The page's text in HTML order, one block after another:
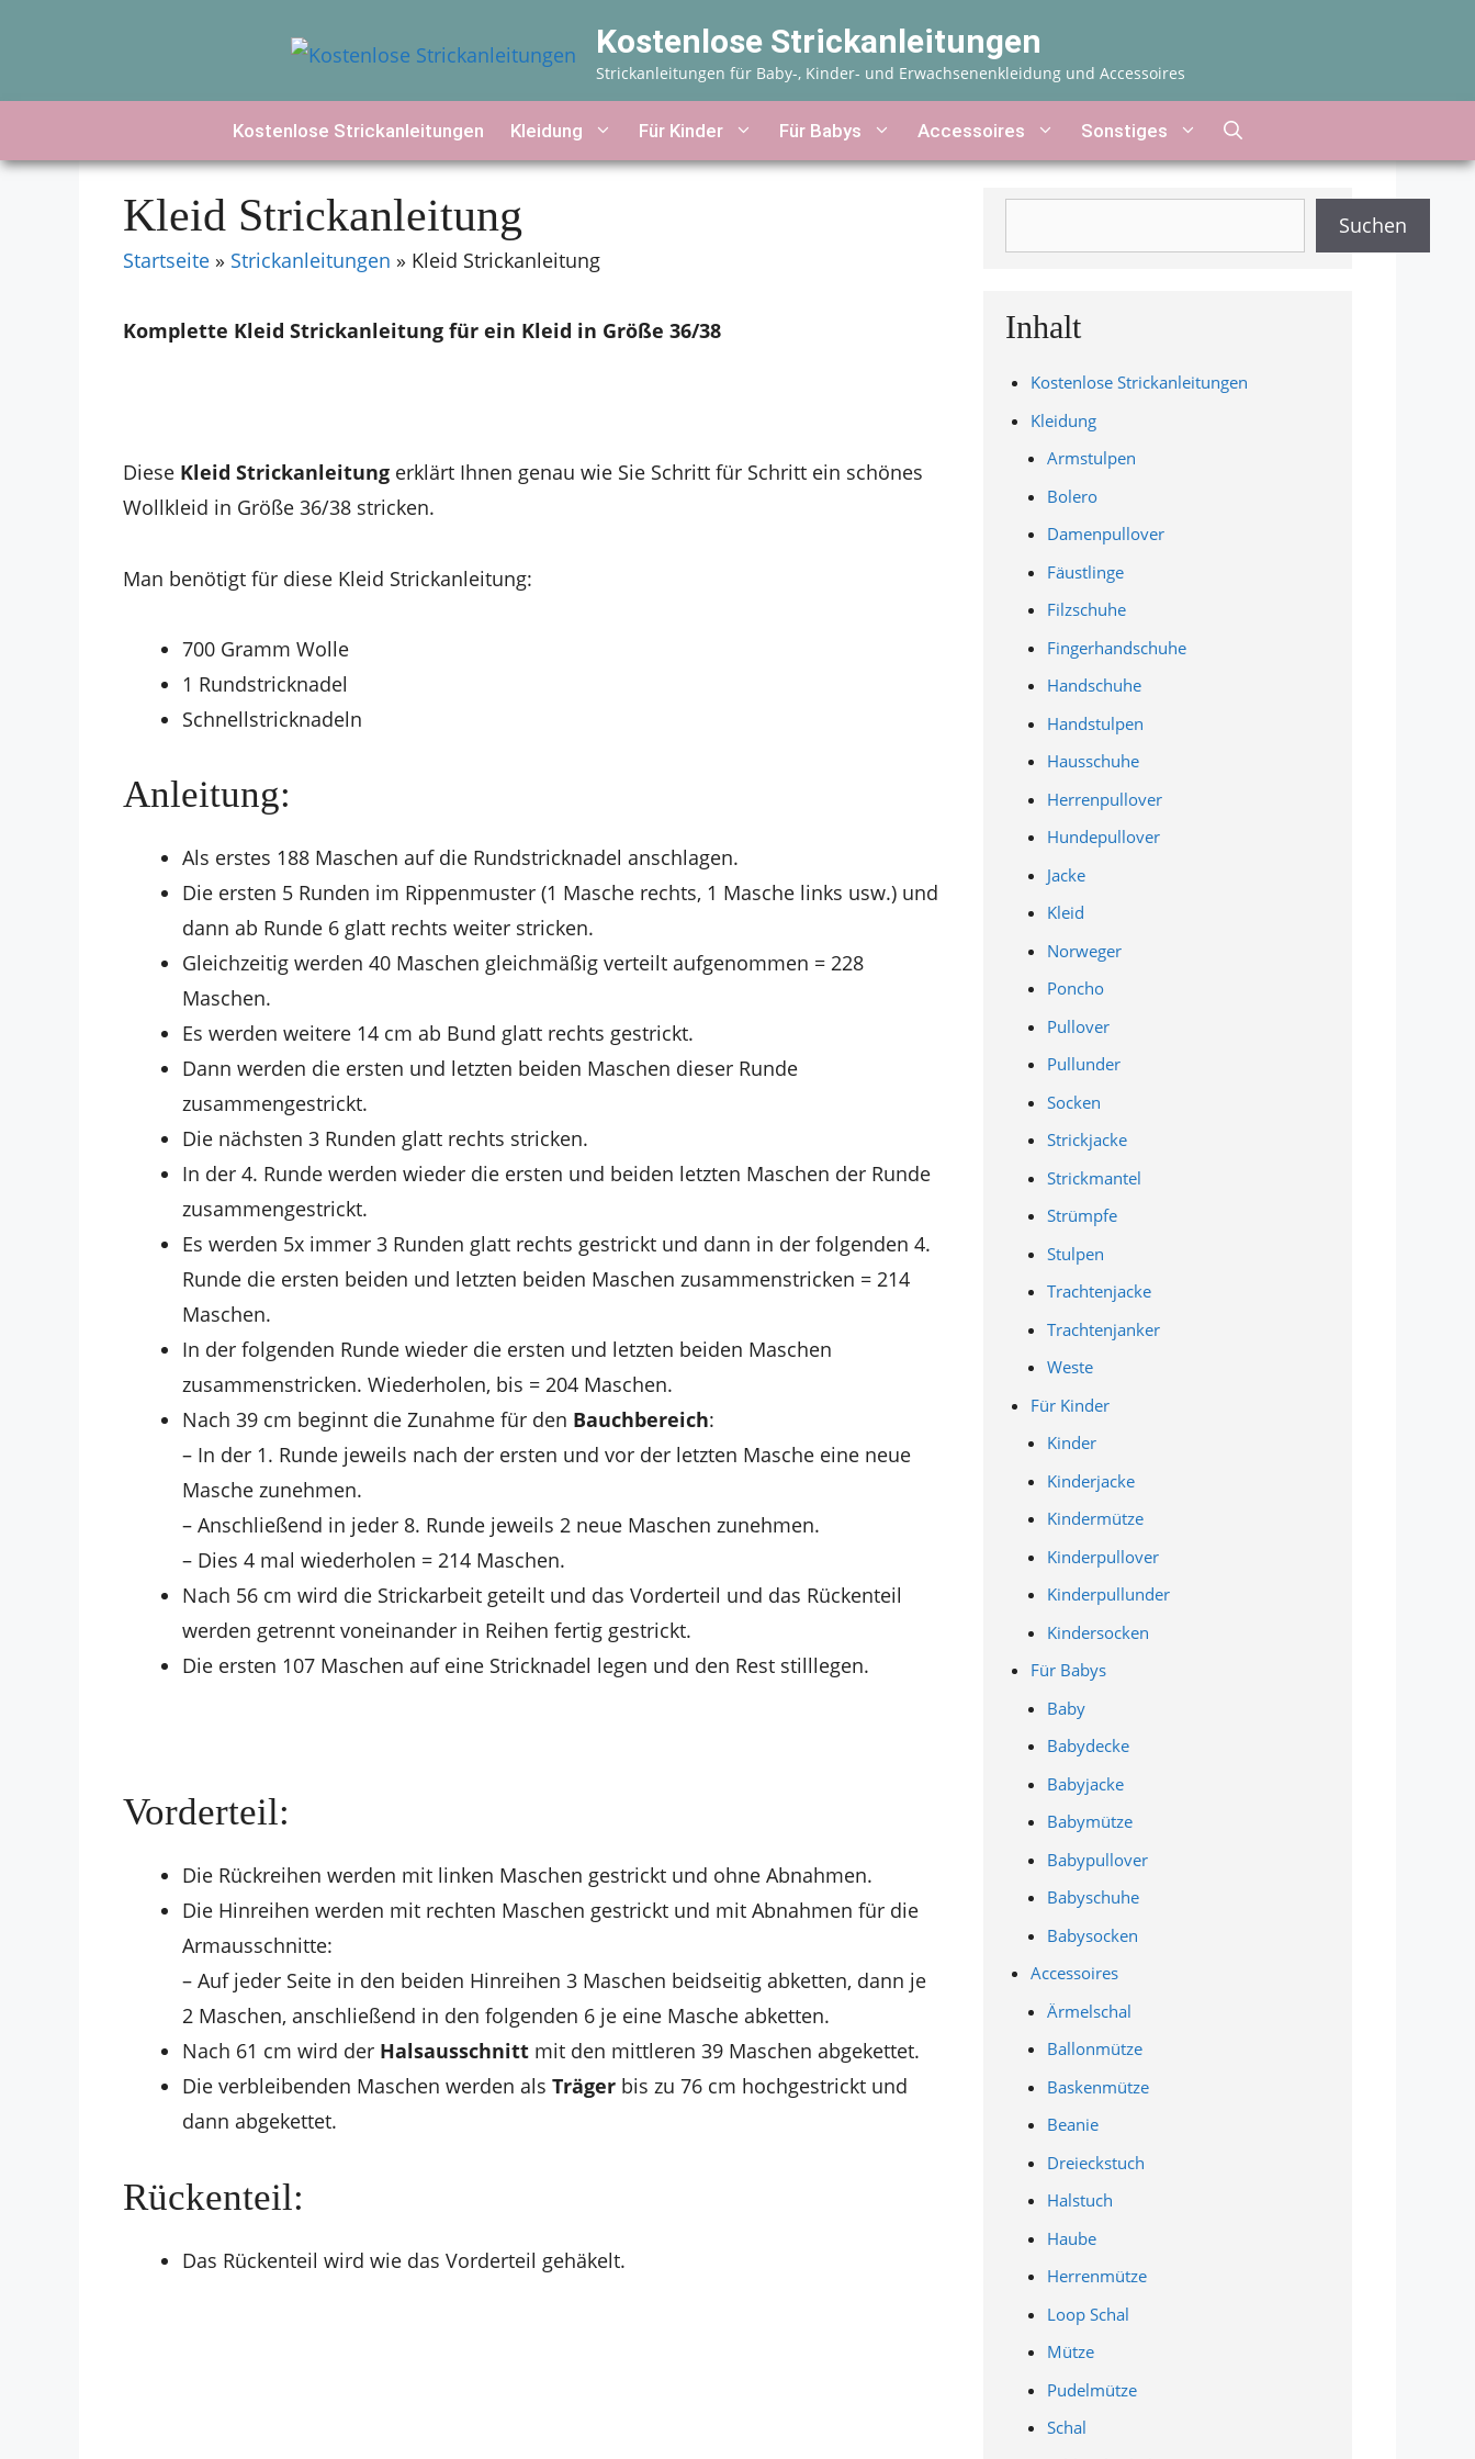
Kostenlose Strickanleitungen
Strickanleitungen für Baby-, Kinder- und Erwachsenenkleidung und Accessoires
Kostenlose Strickanleitungen Kleidung Für Kinder Für Babys Accessoires Sonstiges
Kleid Strickanleitung
Startseite » Strickanleitungen » Kleid Strickanleitung
Komplette Kleid Strickanleitung für ein Kleid in Größe 36/38
Diese Kleid Strickanleitung erklärt Ihnen genau wie Sie Schritt für Schritt ein schönes
Wollkleid in Größe 36/38 stricken.
Man benötigt für diese Kleid Strickanleitung:
700 Gramm Wolle
1 Rundstricknadel
Schnellstricknadeln
Anleitung:
Als erstes 188 Maschen auf die Rundstricknadel anschlagen.
Die ersten 5 Runden im Rippenmuster (1 Masche rechts, 1 Masche links usw.) und
dann ab Runde 6 glatt rechts weiter stricken.
Gleichzeitig werden 40 Maschen gleichmäßig verteilt aufgenommen = 228
Maschen.
Es werden weitere 14 cm ab Bund glatt rechts gestrickt.
Dann werden die ersten und letzten beiden Maschen dieser Runde
zusammengestrickt.
Die nächsten 3 Runden glatt rechts stricken.
In der 4. Runde werden wieder die ersten und beiden letzten Maschen der Runde
zusammengestrickt.
Es werden 5x immer 3 Runden glatt rechts gestrickt und dann in der folgenden 4.
Runde die ersten beiden und letzten beiden Maschen zusammenstricken = 214
Maschen.
In der folgenden Runde wieder die ersten und letzten beiden Maschen
zusammenstricken. Wiederholen, bis = 204 Maschen.
Nach 39 cm beginnt die Zunahme für den Bauchbereich:
– In der 1. Runde jeweils nach der ersten und vor der letzten Masche eine neue
Masche zunehmen.
– Anschließend in jeder 8. Runde jeweils 2 neue Maschen zunehmen.
– Dies 4 mal wiederholen = 214 Maschen.
Nach 56 cm wird die Strickarbeit geteilt und das Vorderteil und das Rückenteil
werden getrennt voneinander in Reihen fertig gestrickt.
Die ersten 107 Maschen auf eine Stricknadel legen und den Rest stilllegen.
Vorderteil:
Die Rückreihen werden mit linken Maschen gestrickt und ohne Abnahmen.
Die Hinreihen werden mit rechten Maschen gestrickt und mit Abnahmen für die
Armausschnitte:
– Auf jeder Seite in den beiden Hinreihen 3 Maschen beidseitig abketten, dann je
2 Maschen, anschließend in den folgenden 6 je eine Masche abketten.
Nach 61 cm wird der Halsausschnitt mit den mittleren 39 Maschen abgekettet.
Die verbleibenden Maschen werden als Träger bis zu 76 cm hochgestrickt und
dann abgekettet.
Rückenteil:
Das Rückenteil wird wie das Vorderteil gehäkelt.
Suchen
Inhalt
Kostenlose Strickanleitungen
Kleidung
Armstulpen
Bolero
Damenpullover
Fäustlinge
Filzschuhe
Fingerhandschuhe
Handschuhe
Handstulpen
Hausschuhe
Herrenpullover
Hundepullover
Jacke
Kleid
Norweger
Poncho
Pullover
Pullunder
Socken
Strickjacke
Strickmantel
Strümpfe
Stulpen
Trachtenjacke
Trachtenjanker
Weste
Für Kinder
Kinder
Kinderjacke
Kindermütze
Kinderpullover
Kinderpullunder
Kindersocken
Für Babys
Baby
Babydecke
Babyjacke
Babymütze
Babypullover
Babyschuhe
Babysocken
Accessoires
Ärmelschal
Ballonmütze
Baskenmütze
Beanie
Dreieckstuch
Halstuch
Haube
Herrenmütze
Loop Schal
Mütze
Pudelmütze
Schal